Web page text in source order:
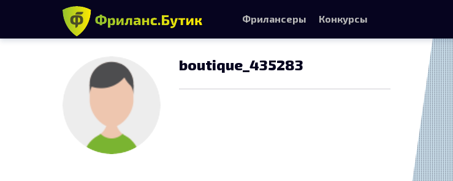
boutique_435283
Фрилансеры Конкурсы